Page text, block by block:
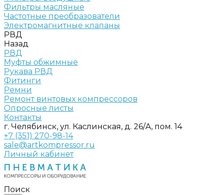
Фильтры масляные
Частотные преобразователи
Электромагнитные клапаны
РВД
Назад
РВД
Муфты обжимные
Рукава РВД
Фитинги
Ремни
Ремонт винтовых компрессоров
Опросные листы
Контакты
г. Челябинск, ул. Каслинская, д. 26/А, пом. 14
+7 (351) 270-98-14
sale@artkompressor.ru
Личный кабинет
Поиск